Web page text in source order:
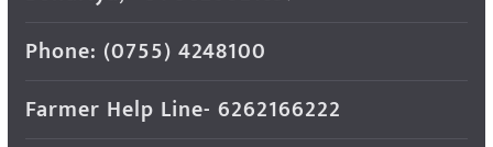
Phone: (0755) 4248100
Farmer Help Line- 6262166222